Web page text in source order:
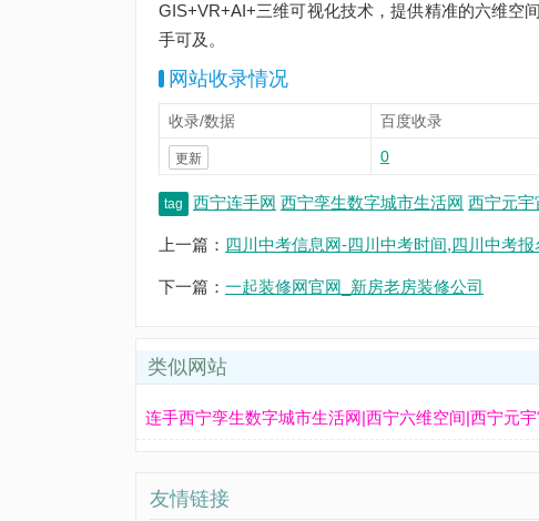
GIS+VR+AI+三维可视化技术，提供精准的六维空
手可及。
网站收录情况
收录/数据 百度收录
更新 0
tag 西宁连手网 西宁孪生数字城市生活网 西宁元宇
上一篇： 四川中考信息网-四川中考时间,四川中考
下一篇： 一起装修网官网_新房老房装修公司
类似网站
连手西宁孪生数字城市生活网|西宁六维空间|西宁元
友情链接